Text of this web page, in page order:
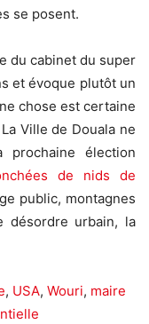
se posent.
du cabinet du super
et évoque plutôt un
chose est certaine
Ville de Douala ne
élection
de nids de
public, montagnes
désordre urbain, la
, USA, Wouri, maire